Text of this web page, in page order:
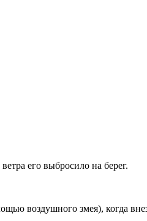
его выбросило на берег.
воздушного змея), когда